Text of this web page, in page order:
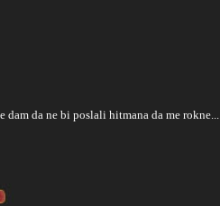
dam da ne bi poslali hitmana da me rokne...